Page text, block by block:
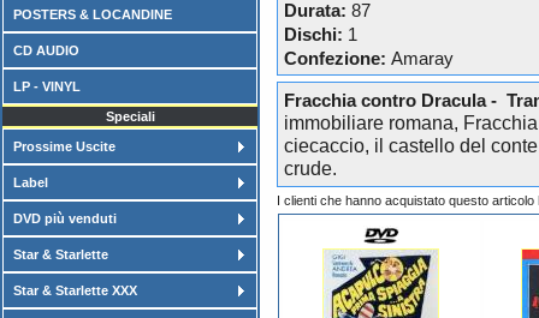
POSTERS & LOCANDINE
CD AUDIO
LP - VINYL
Speciali
Prossime Uscite
Label
DVD più venduti
Star & Starlette
Star & Starlette XXX
Durata: 87
Dischi: 1
Confezione: Amaray
Fracchia contro Dracula -
immobiliare romana,
ciecaccio, il castello del
crude.
I clienti che hanno acquistato questo